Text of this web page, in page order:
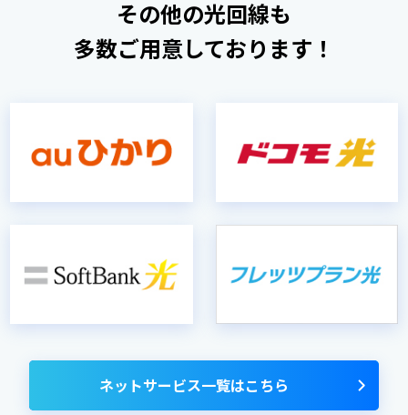
その他の光回線も
多数ご用意しております！
ネットサービス一覧はこちら